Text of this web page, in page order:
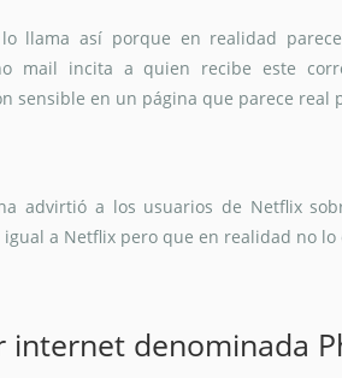
llama así porque en realidad
mail incita a quien recibe este
sensible en un página que parece real
advirtió a los usuarios de Netflix
a Netflix pero que en realidad no lo
denominada